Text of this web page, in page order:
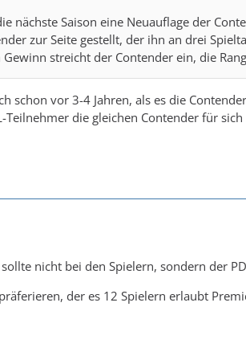
nächste Saison eine Neuauflage der
zur Seite gestellt, der ihn an drei
streicht der Contender ein, die
schon vor 3-4 Jahren, als es die
Teilnehmer die gleichen Contender für
nicht bei den Spielern, sondern der
der es 12 Spielern erlaubt